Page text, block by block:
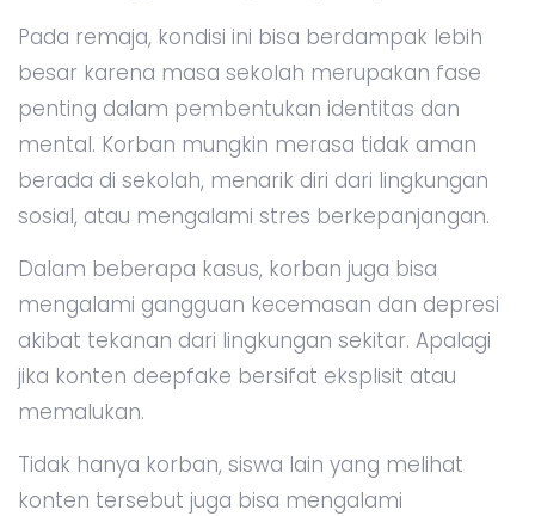
Pada remaja, kondisi ini bisa berdampak lebih
besar karena masa sekolah merupakan fase
penting dalam pembentukan identitas dan
mental. Korban mungkin merasa tidak aman
berada di sekolah, menarik diri dari lingkungan
sosial, atau mengalami stres berkepanjangan.
Dalam beberapa kasus, korban juga bisa
mengalami gangguan kecemasan dan depresi
akibat tekanan dari lingkungan sekitar. Apalagi
jika konten deepfake bersifat eksplisit atau
memalukan.
Tidak hanya korban, siswa lain yang melihat
konten tersebut juga bisa mengalami